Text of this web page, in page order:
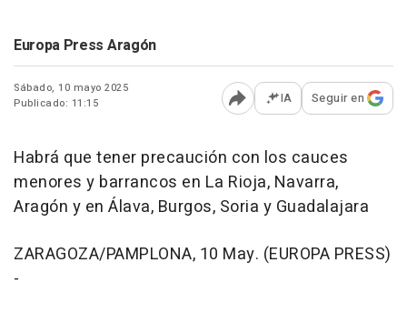
Europa Press Aragón
Sábado, 10 mayo 2025
Publicado: 11:15
Abrir opciones para
IA Seguir en
Habrá que tener precaución con los cauces
menores y barrancos en La Rioja, Navarra,
Aragón y en Álava, Burgos, Soria y Guadalajara
ZARAGOZA/PAMPLONA, 10 May. (EUROPA PRESS)
-